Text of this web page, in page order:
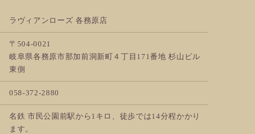
ラヴィアンローズ 各務原店
〒504-0021
岐阜県各務原市那加前洞新町４丁目171番地 杉山ビル
東側
058-372-2880
名鉄 市民公園前駅から1キロ、徒歩では14分程かかり
ます。